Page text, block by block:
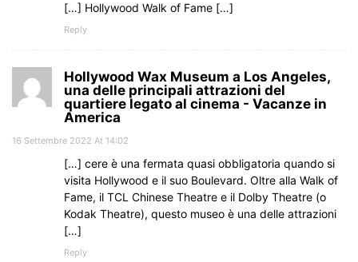
[…] Hollywood Walk of Fame […]
Reply
Hollywood Wax Museum a Los Angeles,
una delle principali attrazioni del
quartiere legato al cinema - Vacanze in
America
16 Settembre 2022 At 14:02
[…] cere è una fermata quasi obbligatoria quando si
visita Hollywood e il suo Boulevard. Oltre alla Walk of
Fame, il TCL Chinese Theatre e il Dolby Theatre (o
Kodak Theatre), questo museo è una delle attrazioni
[…]
Reply